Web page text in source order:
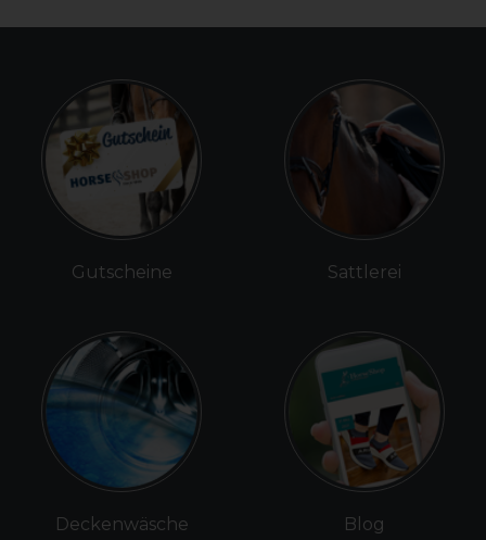
Gutscheine
Deckenwäsche
Sattlerei
Blog